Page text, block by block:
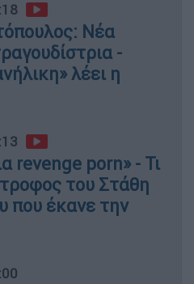
Νέα
-
λέει η
revenge porn» - Τι
του Στάθη
που έκανε την